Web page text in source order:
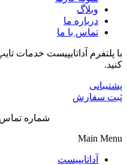
وبلاگ
درباره ما
تماس با ما
با پلتفرم آداتایپیست خدمات
کنید.
پشتیبانی
ثبت سفارش
شماره
Main Menu
آداتایپیست